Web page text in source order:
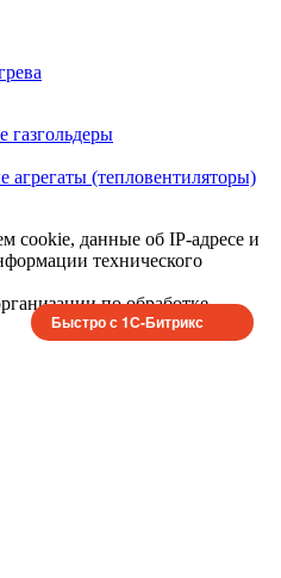
газгольдеры
агрегаты (тепловентиляторы)
cookie, данные об IP-адресе и
технического
по обработке
Быстро с 1С-Битрикс